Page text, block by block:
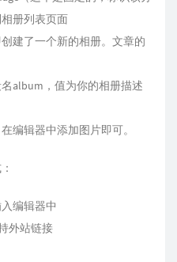
册列表页面
建了一个新的相册。文章的
album，值为你的相册描述
编辑器中添加图片即可。
编辑器中
外站链接